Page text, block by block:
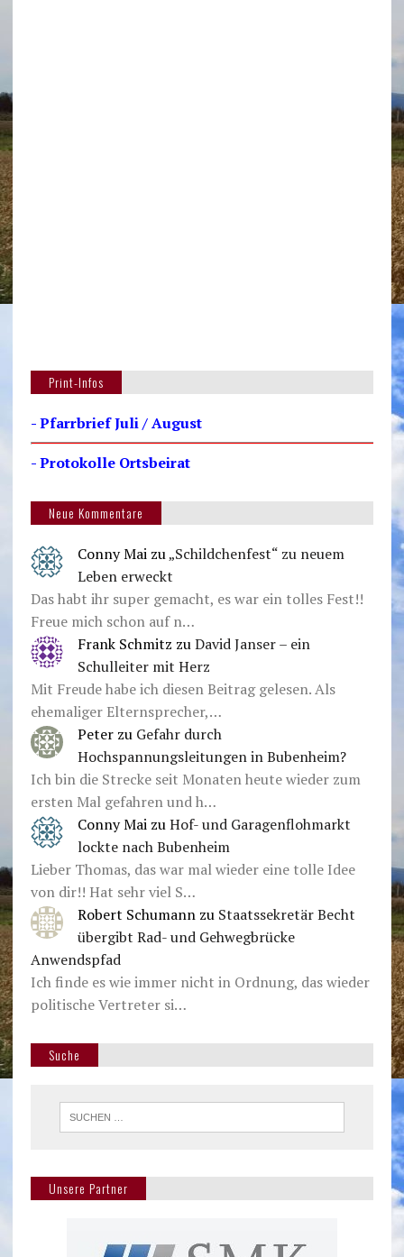
Print-Infos
- Pfarrbrief Juli / August
- Protokolle Ortsbeirat
Neue Kommentare
Conny Mai zu„Schildchenfest“ zu neuem
Leben erweckt
Das habt ihr super gemacht, es war ein tolles Fest!!
Freue mich schon auf n…
Frank Schmitz zu David Janser – ein
Schulleiter mit Herz
Mit Freude habe ich diesen Beitrag gelesen. Als
ehemaliger Elternsprecher,…
Peter zu Gefahr durch
Hochspannungsleitungen in Bubenheim?
Ich bin die Strecke seit Monaten heute wieder zum
ersten Mal gefahren und h…
Conny Mai zu Hof- und Garagenflohmarkt
lockte nach Bubenheim
Lieber Thomas, das war mal wieder eine tolle Idee
von dir!! Hat sehr viel S…
Robert Schumann zu Staatssekretär Becht
übergibt Rad- und Gehwegbrücke
Anwendspfad
Ich finde es wie immer nicht in Ordnung, das wieder
politische Vertreter si…
Suche
Unsere Partner